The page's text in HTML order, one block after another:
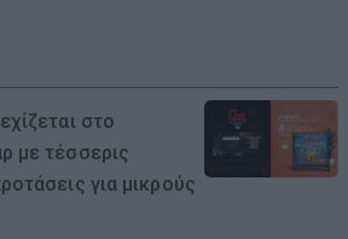
στο
με τέσσερις
για μικρούς